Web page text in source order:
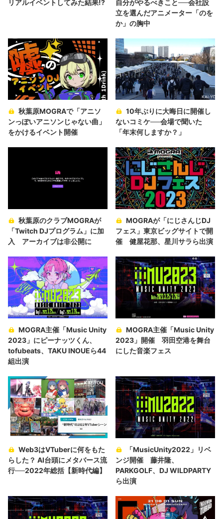
リアルイベントしてみた結果!?
自分がやるべきこと──会社設
立を選んだアニメーター「のを
か」の胸中
秋葉原MOGRAで「アニソ
ンっぽいアニソンじゃない曲」
をかけるイベント開催
10年ぶりに大晦日に開催し
ないコミケ──会場で聞いた
「年末何しますか？」
秋葉原のクラブMOGRAが
「Twitch DJプログラム」に加
入 アーカイブは非公開に
MOGRAが「にじさんじDJ
フェス」東京ビッグサイトで開
催 健屋花那、星川サラら出演
MOGRA主催「Music Unity
2023」にピーナッツくん、
tofubeats、TAKU INOUEら44
組出演
MOGRA主催「Music Unity
2023」開催 羽田空港を舞台
にした音楽フェス
Web3はVTuberに何をもた
らした？ AI台頭にメタバース流
行──2022年総括【新時代編】
「MusicUnity2022」リベ
ンジ開催 藤井隆、
PARKGOLF、DJ WILDPARTY
ら出演